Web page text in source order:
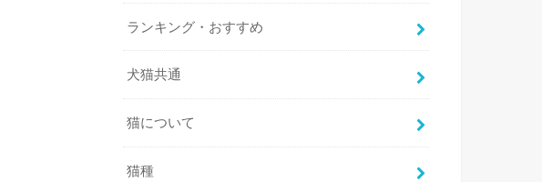
ランキング・おすすめ
犬猫共通
猫について
猫種